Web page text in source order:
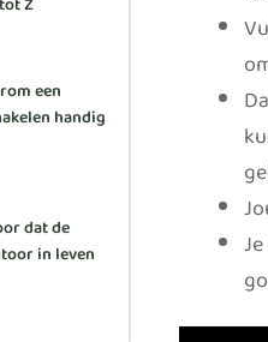
Z
een
handig
dat de
in leven